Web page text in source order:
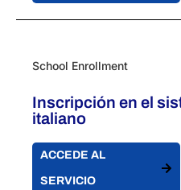
School Enrollment
Inscripción en el
italiano
ACCEDE AL
SERVICIO